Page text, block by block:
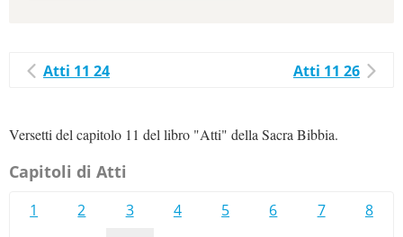
Atti 11 24 Atti 11 26
Versetti del capitolo 11 del libro "Atti" della Sacra Bibbia.
Capitoli di Atti
1 2 3 4 5 6 7
8